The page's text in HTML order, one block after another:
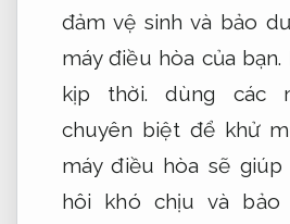
đảm vệ sinh và bảo
máy điều hòa của bạn.
kịp thời. dùng các
chuyên biệt để khử
máy điều hòa sẽ
hôi khó chịu và bảo